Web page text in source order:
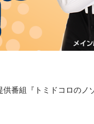
番組『トミドコロのノ